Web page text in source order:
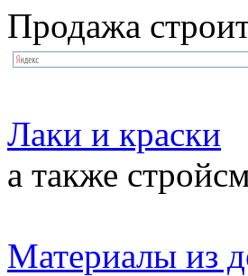
Продажа
Лаки и краски
а также
Материалы из